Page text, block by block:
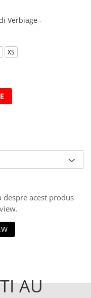
Verbiage -
XS
acest produs
AU